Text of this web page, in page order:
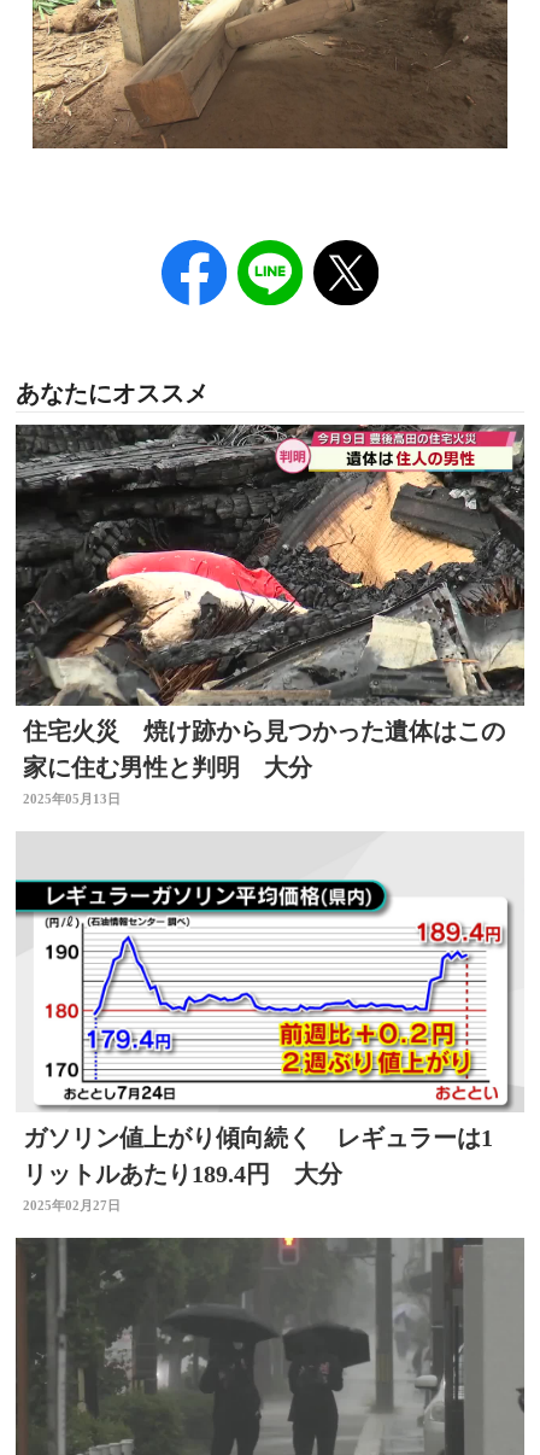
あなたにオススメ
住宅火災 焼け跡から見つかった遺体はこの
家に住む男性と判明 大分
2025年05月13日
ガソリン値上がり傾向続く レギュラーは1
リットルあたり189.4円 大分
2025年02月27日